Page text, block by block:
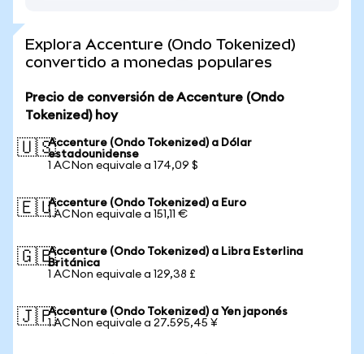
Explora Accenture (Ondo Tokenized)
convertido a monedas populares
Precio de conversión de Accenture (Ondo
Tokenized) hoy
🇺🇸Accenture (Ondo Tokenized) a Dólar
estadounidense
1 ACNon equivale a 174,09 $
🇪🇺Accenture (Ondo Tokenized) a Euro
1 ACNon equivale a 151,11 €
🇬🇧Accenture (Ondo Tokenized) a Libra Esterlina
Británica
1 ACNon equivale a 129,38 £
🇯🇵Accenture (Ondo Tokenized) a Yen japonés
1 ACNon equivale a 27.595,45 ¥